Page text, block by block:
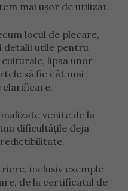
mai ușor de utilizat.
locul de plecare,
detalii utile pentru
lipsa unor
să fie cât mai
clarificare.
venite de la
dificultățile deja
inclusiv exemple
de la certificatul de